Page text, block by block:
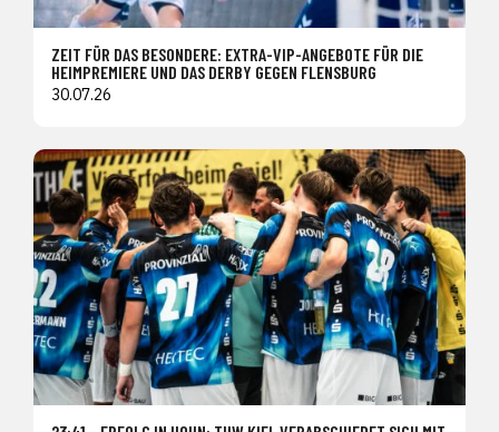
ZEIT FÜR DAS BESONDERE: EXTRA-VIP-ANGEBOTE FÜR DIE
HEIMPREMIERE UND DAS DERBY GEGEN FLENSBURG
30.07.26